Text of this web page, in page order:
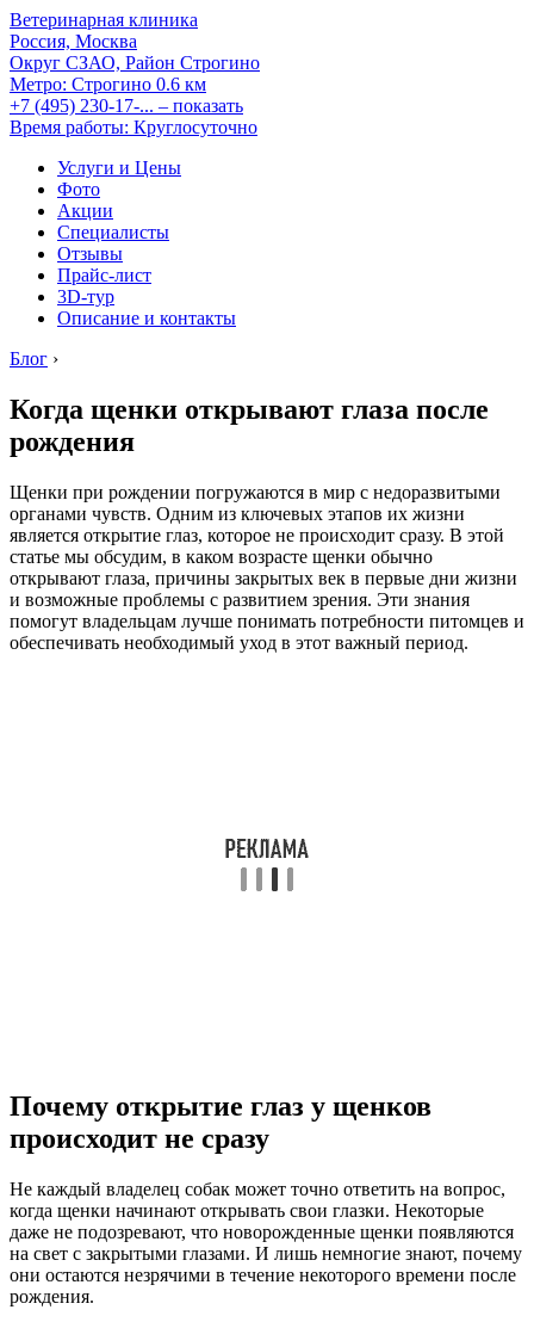
Ветеринарная клиника
Россия, Москва
Округ СЗАО, Район Строгино
Метро: Строгино 0.6 км
+7 (495) 230-17-... – показать
Время работы: Круглосуточно
Услуги и Цены
Фото
Акции
Специалисты
Отзывы
Прайс-лист
3D-тур
Описание и контакты
Блог ›
Когда щенки открывают глаза после
рождения
Щенки при рождении погружаются в мир с недоразвитыми
органами чувств. Одним из ключевых этапов их жизни
является открытие глаз, которое не происходит сразу. В этой
статье мы обсудим, в каком возрасте щенки обычно
открывают глаза, причины закрытых век в первые дни жизни
и возможные проблемы с развитием зрения. Эти знания
помогут владельцам лучше понимать потребности питомцев и
обеспечивать необходимый уход в этот важный период.
Почему открытие глаз у щенков
происходит не сразу
Не каждый владелец собак может точно ответить на вопрос,
когда щенки начинают открывать свои глазки. Некоторые
даже не подозревают, что новорожденные щенки появляются
на свет с закрытыми глазами. И лишь немногие знают, почему
они остаются незрячими в течение некоторого времени после
рождения.